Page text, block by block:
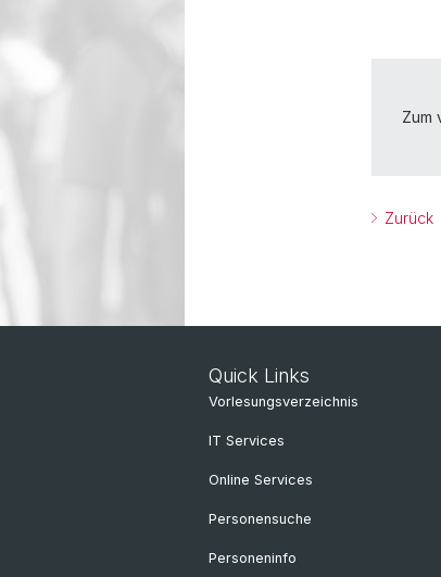
Zum
Zurück
Quick Links
Vorlesungsverzeichnis
IT Services
Online Services
Personensuche
Personeninfo